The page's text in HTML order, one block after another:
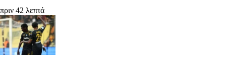
πριν 42 λεπτά